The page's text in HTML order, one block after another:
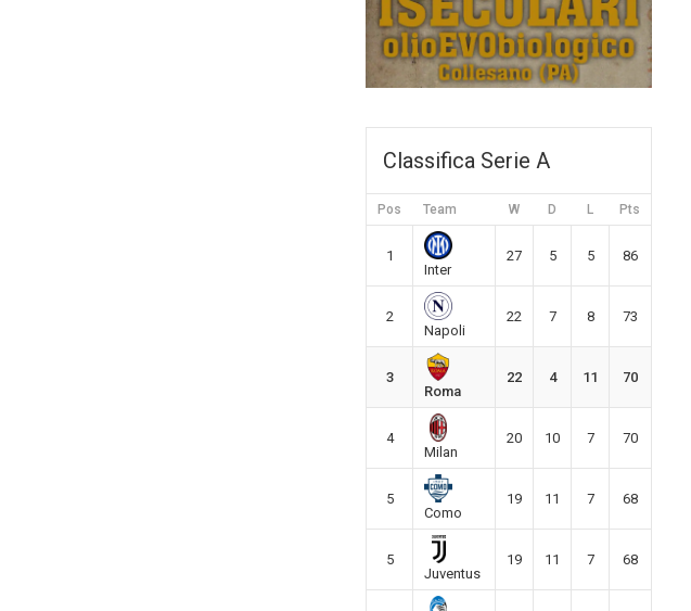
Classifica Serie A
Pos Team W D L Pts
1
Inter
27 5 5 86
2
Napoli
22 7 8 73
3
Roma
22 4 11 70
4
Milan
20 10 7 70
5
Como
19 11 7 68
5
Juventus
19 11 7 68